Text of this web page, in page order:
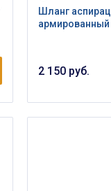
Шланг
армированный
2 150 руб.